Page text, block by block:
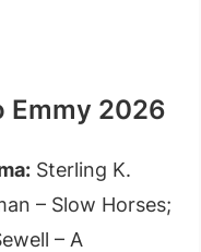
Emmy 2026
Sterling K.
– Slow Horses;
– A